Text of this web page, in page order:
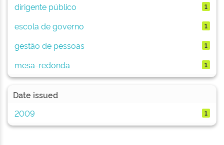
dirigente público
1
escola de governo 1
gestão de pessoas 1
mesa-redonda 1
Date issued
2009
1